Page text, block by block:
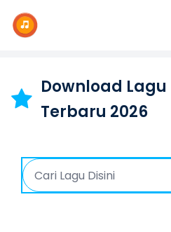
Dangdut
Barat
Download Lagu
Terbaru 2026